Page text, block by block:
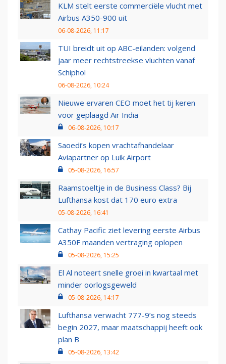
KLM stelt eerste commerciële vlucht met
Airbus A350-900 uit
06-08-2026, 11:17
TUI breidt uit op ABC-eilanden: volgend
jaar meer rechtstreekse vluchten vanaf
Schiphol
06-08-2026, 10:24
Nieuwe ervaren CEO moet het tij keren
voor geplaagd Air India
06-08-2026, 10:17
Saoedi’s kopen vrachtafhandelaar
Aviapartner op Luik Airport
05-08-2026, 16:57
Raamstoeltje in de Business Class? Bij
Lufthansa kost dat 170 euro extra
05-08-2026, 16:41
Cathay Pacific ziet levering eerste Airbus
A350F maanden vertraging oplopen
05-08-2026, 15:25
El Al noteert snelle groei in kwartaal met
minder oorlogsgeweld
05-08-2026, 14:17
Lufthansa verwacht 777-9’s nog steeds
begin 2027, maar maatschappij heeft ook
plan B
05-08-2026, 13:42